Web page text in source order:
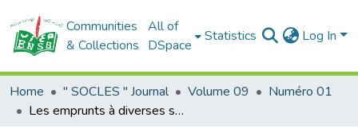
Communities
& Collections
All of
DSpace
Statistics Log In
Home " SOCLES " Journal Volume 09
Numéro 01
Les emprunts à diverses sphères culturelles dans Le livre du sang de A Khatibi ou comment vivre une identité problématique